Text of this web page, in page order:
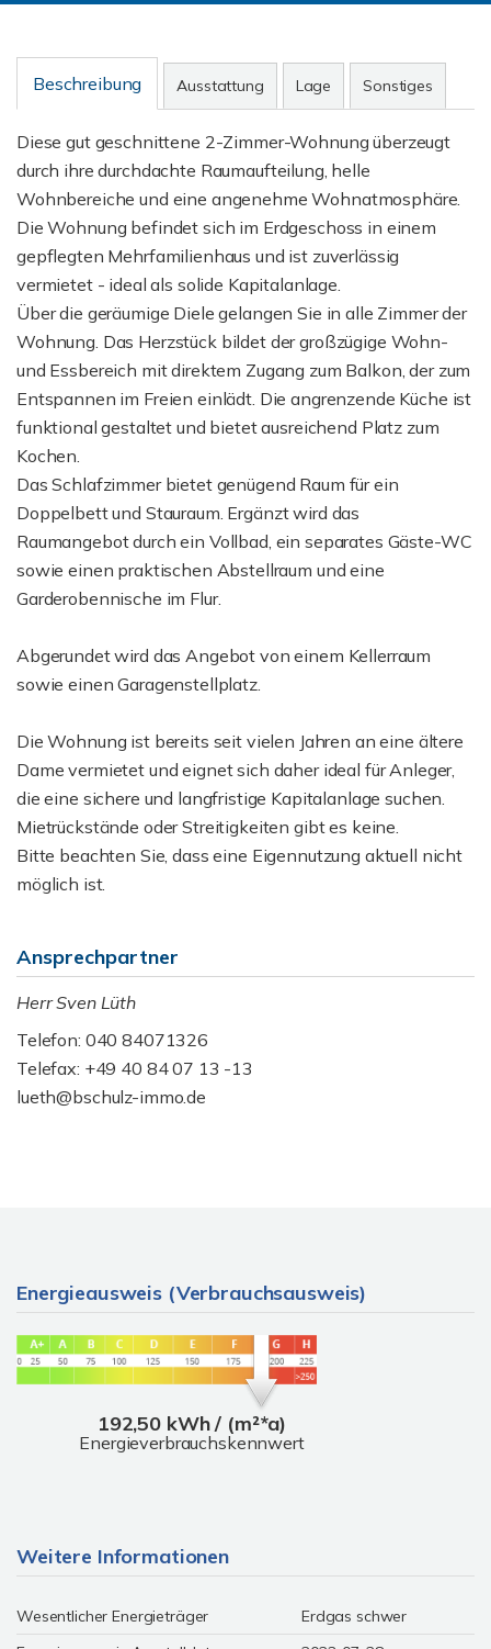
Beschreibung Ausstattung Lage Sonstiges
Diese gut geschnittene 2-Zimmer-Wohnung überzeugt
durch ihre durchdachte Raumaufteilung, helle
Wohnbereiche und eine angenehme Wohnatmosphäre.
Die Wohnung befindet sich im Erdgeschoss in einem
gepflegten Mehrfamilienhaus und ist zuverlässig
vermietet - ideal als solide Kapitalanlage.
Über die geräumige Diele gelangen Sie in alle Zimmer der
Wohnung. Das Herzstück bildet der großzügige Wohn-
und Essbereich mit direktem Zugang zum Balkon, der zum
Entspannen im Freien einlädt. Die angrenzende Küche ist
funktional gestaltet und bietet ausreichend Platz zum
Kochen.
Das Schlafzimmer bietet genügend Raum für ein
Doppelbett und Stauraum. Ergänzt wird das
Raumangebot durch ein Vollbad, ein separates Gäste-WC
sowie einen praktischen Abstellraum und eine
Garderobennische im Flur.
Abgerundet wird das Angebot von einem Kellerraum
sowie einen Garagenstellplatz.
Die Wohnung ist bereits seit vielen Jahren an eine ältere
Dame vermietet und eignet sich daher ideal für Anleger,
die eine sichere und langfristige Kapitalanlage suchen.
Mietrückstände oder Streitigkeiten gibt es keine.
Bitte beachten Sie, dass eine Eigennutzung aktuell nicht
möglich ist.
Ansprechpartner
Herr Sven Lüth
Telefon: 040 84071326
Telefax: +49 40 84 07 13 -13
lueth@bschulz-immo.de
Energieausweis (Verbrauchsausweis)
192,50 kWh / (m²*a)
Energieverbrauchskennwert
Weitere Informationen
Wesentlicher Energieträger
Erdgas schwer